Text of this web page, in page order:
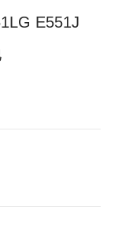
E551J